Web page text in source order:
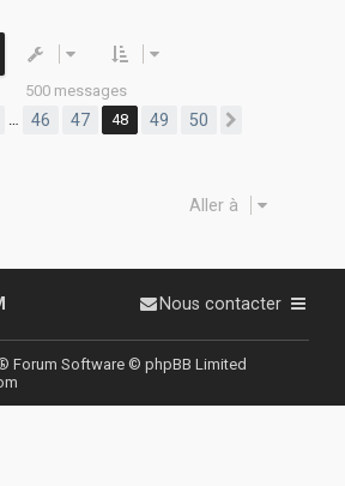
500 messages
sur50
… 46 47 48 49 50
Aller à
Nous contacter
Forum Software © phpBB Limited